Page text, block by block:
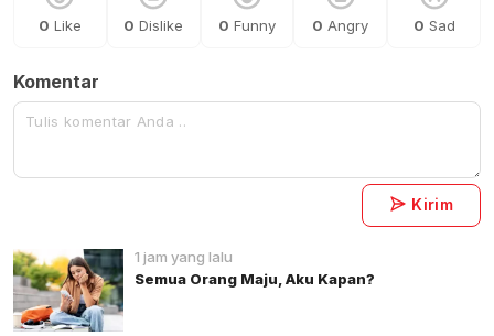
0 Like 0 Dislike 0 Funny 0 Angry 0 Sad
Komentar
Kirim
1 jam yang lalu
Semua Orang Maju, Aku Kapan?